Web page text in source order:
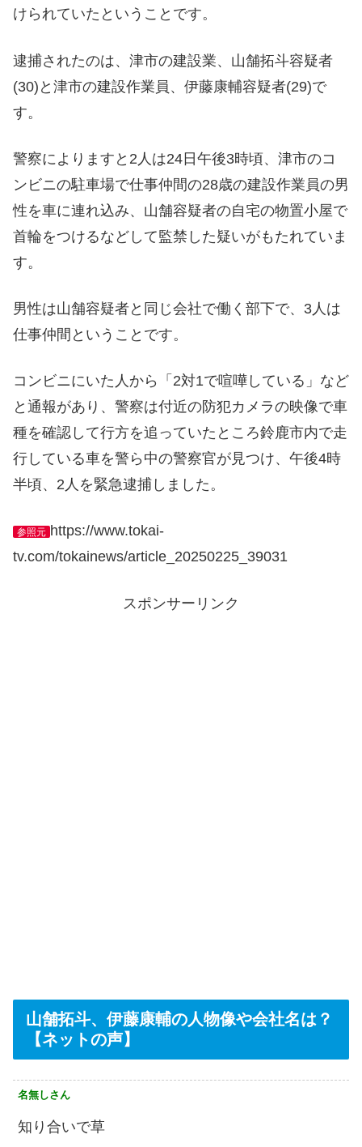
けられていたということです。
逮捕されたのは、津市の建設業、山舗拓斗容疑者
(30)と津市の建設作業員、伊藤康輔容疑者(29)で
す。
警察によりますと2人は24日午後3時頃、津市のコ
ンビニの駐車場で仕事仲間の28歳の建設作業員の男
性を車に連れ込み、山舗容疑者の自宅の物置小屋で
首輪をつけるなどして監禁した疑いがもたれていま
す。
男性は山舗容疑者と同じ会社で働く部下で、3人は
仕事仲間ということです。
コンビニにいた人から「2対1で喧嘩している」など
と通報があり、警察は付近の防犯カメラの映像で車
種を確認して行方を追っていたところ鈴鹿市内で走
行している車を警ら中の警察官が見つけ、午後4時
半頃、2人を緊急逮捕しました。
参照元 https://www.tokai-
tv.com/tokainews/article_20250225_39031
スポンサーリンク
山舗拓斗、伊藤康輔の人物像や会社名は？
【ネットの声】
名無しさん
知り合いで草